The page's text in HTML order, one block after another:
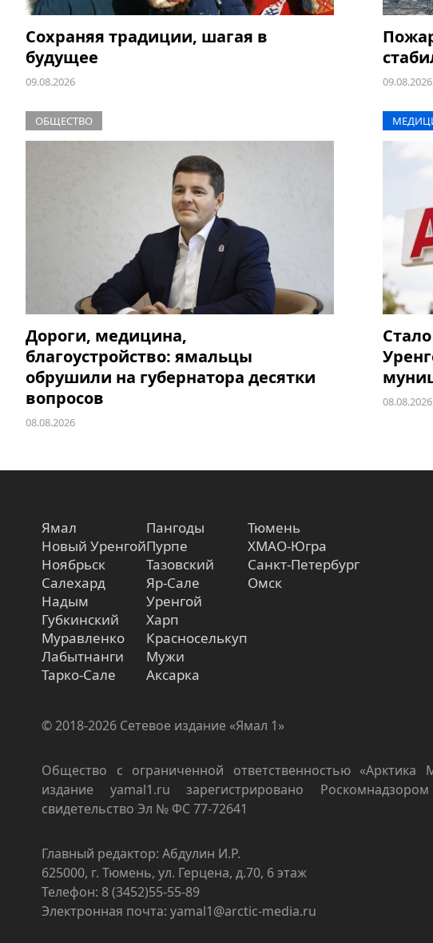
Сохраняя традиции, шагая в
будущее
09.08.2026 09.08.2026
ОБЩЕСТВО
Дороги, медицина,
благоустройство: ямальцы
обрушили на губернатора десятки
вопросов
08.08.2026
08.08.2026
Ямал
Новый Уренгой
Ноябрьск
Салехард
Надым
Губкинский
Муравленко
Лабытнанги
Тарко-Сале
Пангоды
Пурпе
Тазовский
Яр-Сале
Уренгой
Харп
Красноселькуп
Мужи
Аксарка
Тюмень
ХМАО-Югра
Санкт-Петербург
Омск
© 2018-2026 Сетевое издание «Ямал 1»
Общество с ограниченной ответственностью «Арктика
издание yamal1.ru зарегистрировано
свидетельство Эл № ФС 77-72641
Главный редактор: Абдулин И.Р.
625000, г. Тюмень, ул. Герцена, д.70, 6 этаж
Телефон: 8 (3452)55-55-89
Электронная почта: yamal1@arctic-media.ru